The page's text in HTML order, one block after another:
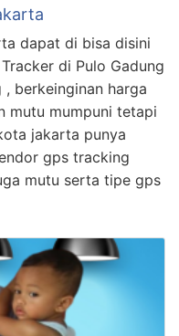
dapat di bisa disini
Tracker di Pulo Gadung
, berkeinginan harga
mutu mumpuni tetapi
jakarta punya
gps tracking
mutu serta tipe gps